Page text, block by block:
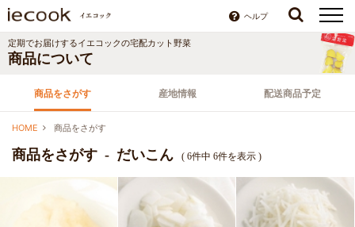
ヘルプ
商品をさがす 産地情報 配送商品予定
定期でお届けするイエコックの宅配カット野菜
商品について
HOME 商品をさがす
商品をさがす - だいこん ( 6件中 6件を表示 )